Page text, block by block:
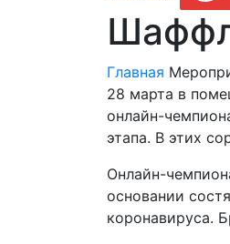
Главная
28 марта в
онлайн-
этапа. В этих
Онлайн-
основании
коронавируса.